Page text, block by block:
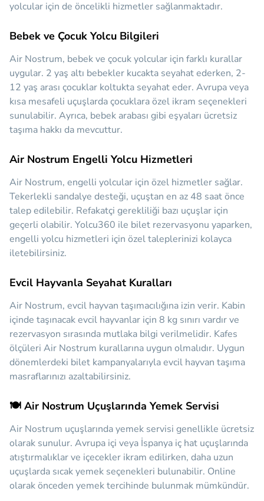
yolcular için de öncelikli hizmetler sağlanmaktadır.
Bebek ve Çocuk Yolcu Bilgileri
Air Nostrum, bebek ve çocuk yolcular için farklı kurallar
uygular. 2 yaş altı bebekler kucakta seyahat ederken, 2-
12 yaş arası çocuklar koltukta seyahat eder. Avrupa veya
kısa mesafeli uçuşlarda çocuklara özel ikram seçenekleri
sunulabilir. Ayrıca, bebek arabası gibi eşyaları ücretsiz
taşıma hakkı da mevcuttur.
Air Nostrum Engelli Yolcu Hizmetleri
Air Nostrum, engelli yolcular için özel hizmetler sağlar.
Tekerlekli sandalye desteği, uçuştan en az 48 saat önce
talep edilebilir. Refakatçi gerekliliği bazı uçuşlar için
geçerli olabilir. Yolcu360 ile bilet rezervasyonu yaparken,
engelli yolcu hizmetleri için özel taleplerinizi kolayca
iletebilirsiniz.
Evcil Hayvanla Seyahat Kuralları
Air Nostrum, evcil hayvan taşımacılığına izin verir. Kabin
içinde taşınacak evcil hayvanlar için 8 kg sınırı vardır ve
rezervasyon sırasında mutlaka bilgi verilmelidir. Kafes
ölçüleri Air Nostrum kurallarına uygun olmalıdır. Uygun
dönemlerdeki bilet kampanyalarıyla evcil hayvan taşıma
masraflarınızı azaltabilirsiniz.
🍽️ Air Nostrum Uçuşlarında Yemek Servisi
Air Nostrum uçuşlarında yemek servisi genellikle ücretsiz
olarak sunulur. Avrupa içi veya İspanya iç hat uçuşlarında
atıştırmalıklar ve içecekler ikram edilirken, daha uzun
uçuşlarda sıcak yemek seçenekleri bulunabilir. Online
olarak önceden yemek tercihinde bulunmak mümkündür.